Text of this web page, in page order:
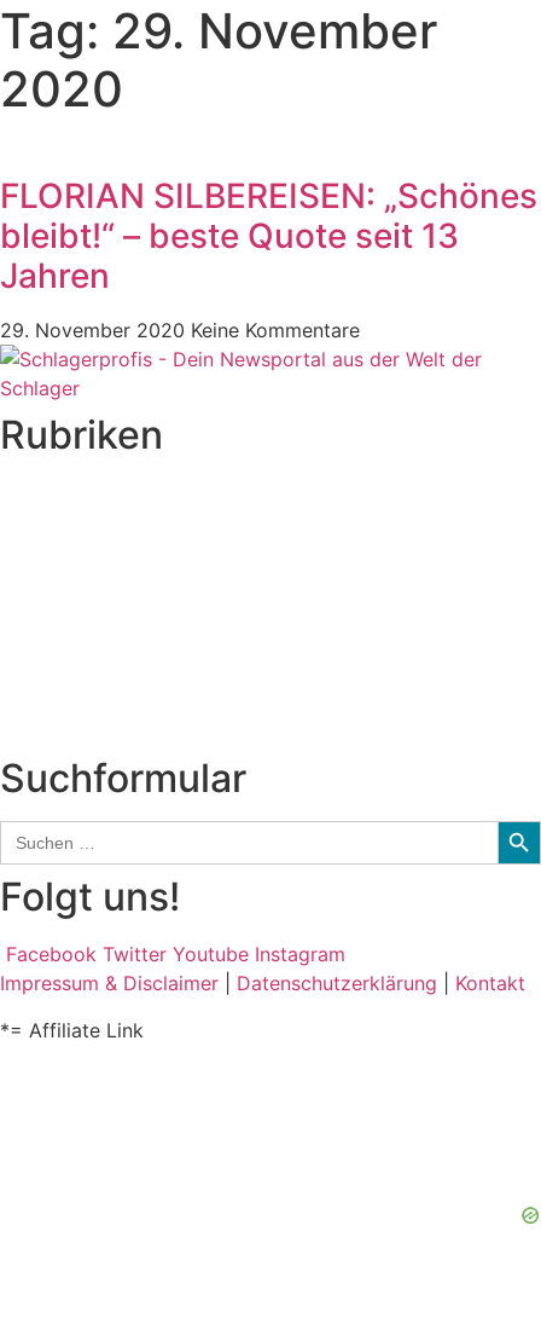
Tag: 29. November
2020
FLORIAN SILBEREISEN: „Schönes
bleibt!“ – beste Quote seit 13
Jahren
29. November 2020 Keine Kommentare
Rubriken
Suchformular
Search
for:
Folgt uns!
Facebook Twitter Youtube Instagram
Impressum & Disclaimer
Datenschutzerklärung
Kontakt
*= Affiliate Link